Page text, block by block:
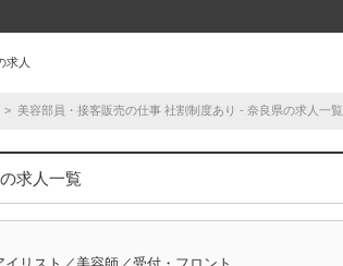
求人
美容部員・接客販売の仕事 社割制度あり - 奈良県の求人一覧
求人一覧